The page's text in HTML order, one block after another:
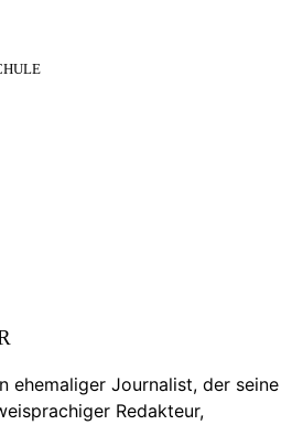
ehemaliger Journalist, der seine
Redakteur,